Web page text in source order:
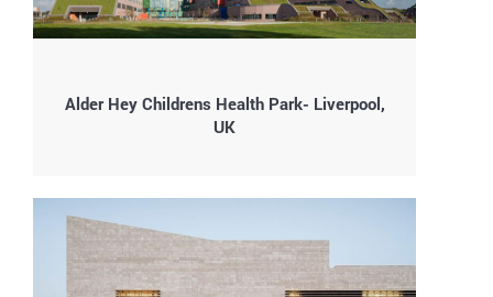
Alder Hey Childrens Health Park- Liverpool,
UK